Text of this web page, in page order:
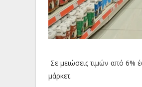
Σε μειώσεις τιμών από
μάρκετ.